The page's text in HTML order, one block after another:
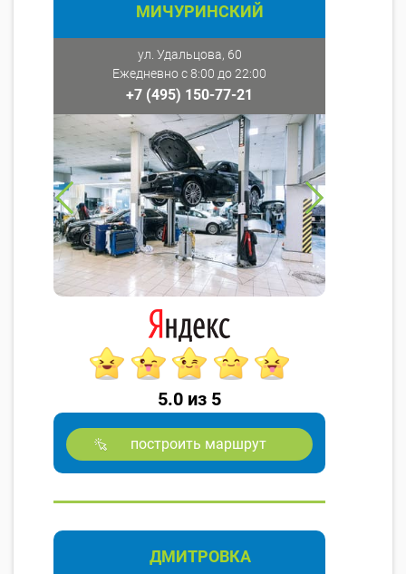
МИЧУРИНСКИЙ
ул. Удальцова, 60
Ежедневно с 8:00 до 22:00
+7 (495) 150-77-21
5.0 из 5
построить маршрут
ДМИТРОВКА